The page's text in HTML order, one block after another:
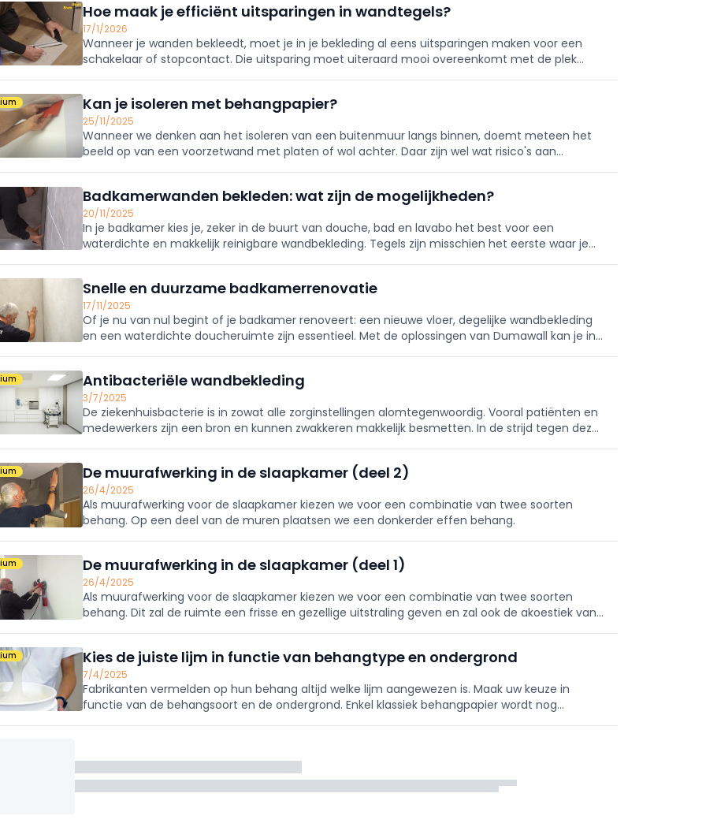
Hoe maak je efficiënt uitsparingen in wandtegels?
17/1/2026
Wanneer je wanden bekleedt, moet je in je bekleding al eens uitsparingen maken voor een
schakelaar of stopcontact. Die uitsparing moet uiteraard mooi overeenkomt met de plek
Kan je isoleren met behangpapier?
25/11/2025
Wanneer we denken aan het isoleren van een buitenmuur langs binnen, doemt meteen het
beeld op van een voorzetwand met platen of wol achter. Daar zijn wel wat risico's aan
Badkamerwanden bekleden: wat zijn de mogelijkheden?
20/11/2025
In je badkamer kies je, zeker in de buurt van douche, bad en lavabo het best voor een
waterdichte en makkelijk reinigbare wandbekleding. Tegels zijn misschien het eerste waar je
Snelle en duurzame badkamerrenovatie
17/11/2025
Of je nu van nul begint of je badkamer renoveert: een nieuwe vloer, degelijke wandbekleding
en een waterdichte doucheruimte zijn essentieel. Met de oplossingen van Dumawall kan je in
Antibacteriële wandbekleding
3/7/2025
De ziekenhuisbacterie is in zowat alle zorginstellingen alomtegenwoordig. Vooral patiënten en
medewerkers zijn een bron en kunnen zwakkeren makkelijk besmetten. In de strijd tegen deze
De muurafwerking in de slaapkamer (deel 2)
26/4/2025
Als muurafwerking voor de slaapkamer kiezen we voor een combinatie van twee soorten
behang. Op een deel van de muren plaatsen we een donkerder effen behang.
De muurafwerking in de slaapkamer (deel 1)
26/4/2025
Als muurafwerking voor de slaapkamer kiezen we voor een combinatie van twee soorten
behang. Dit zal de ruimte een frisse en gezellige uitstraling geven en zal ook de akoestiek van
Kies de juiste lijm in functie van behangtype en ondergrond
7/4/2025
Fabrikanten vermelden op hun behang altijd welke lijm aangewezen is. Maak uw keuze in
functie van de behangsoort en de ondergrond. Enkel klassiek behangpapier wordt nog